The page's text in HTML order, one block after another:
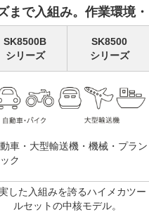
まで入組み。作業環境
SK8500B
シリーズ
SK8500
シリーズ
車・大型輸送機・機械・プラ
ク
した入組みを誇るハイメカツー
ルセットの中核モデル。